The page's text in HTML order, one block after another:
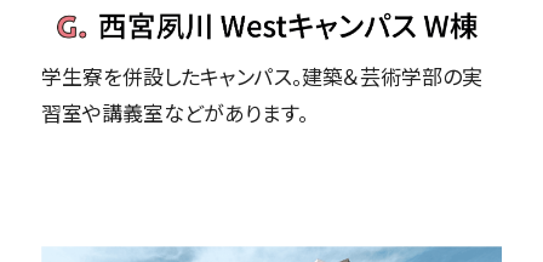
学生寮を併設したキャンパス。建築＆芸術学部の実
習室や講義室などがあります。